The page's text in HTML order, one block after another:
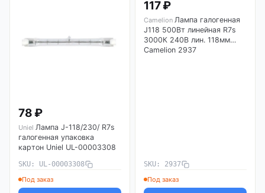
78 ₽
Uniel Лампа J-118/230/ R7s
галогенная упаковка
картон Uniel UL-00003308
SKU: UL-00003308
Под заказ
117 ₽
Camelion Лампа галогенная
J118 500Вт линейная R7s
3000К 240В лин. 118мм
Camelion 2937
SKU: 2937
Под заказ